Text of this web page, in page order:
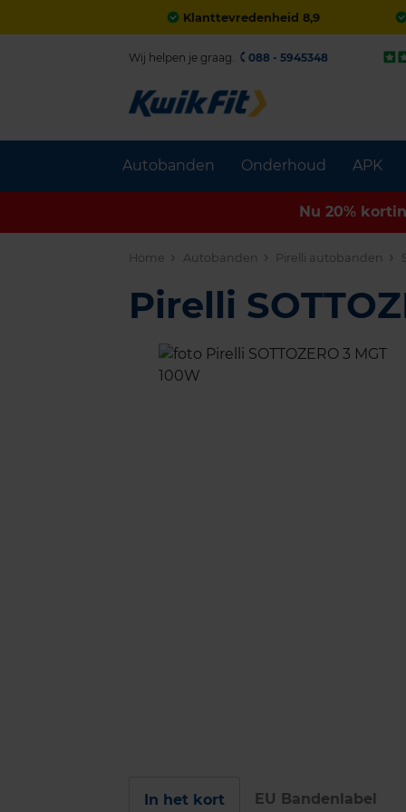
Klanttevredenheid 8,9
Autobanden Onderhoud APK
Wij helpen je graag. 088 - 5945348
Nu 20%
Home Autobanden Pirelli autobanden
Pirelli
In het kort EU Bandenlabel